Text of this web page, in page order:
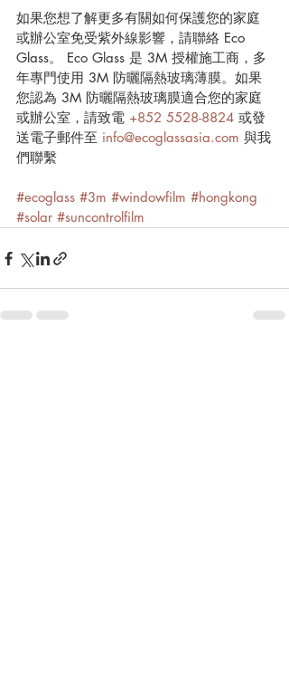
如果您想了解更多有關如何保護您的家庭
或辦公室免受紫外線影響，請聯絡 Eco
Glass。 Eco Glass 是 3M 授權施工商，多
年專門使用 3M 防曬隔熱玻璃薄膜。如果
您認為 3M 防曬隔熱玻璃膜適合您的家庭
或辦公室，請致電 +852 5528-8824 或發
送電子郵件至 info@ecoglassasia.com 與我
們聯繫
#ecoglass #3m #windowfilm #hongkong
#solar #suncontrolfilm